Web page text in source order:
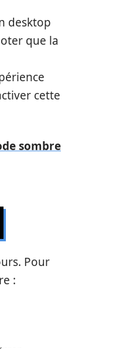
desktop
que la
cette
sombre
Pour
: